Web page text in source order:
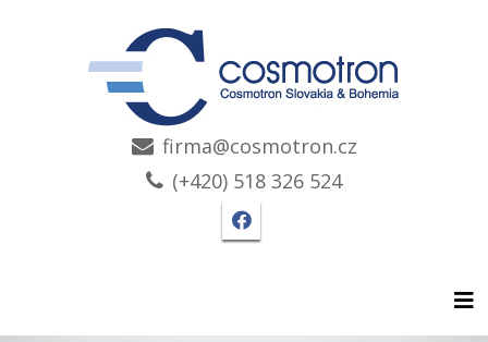
firma@cosmotron.cz
(+420) 518 326 524
Facebook stránka